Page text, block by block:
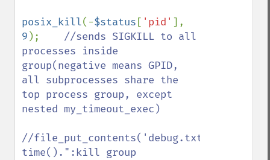
posix_kill(-$status [ 'pid'
9 ); //sends SIGKILL to all
processes inside
group(negative means GPID,
all subprocesses share the
top process group, except
nested my_timeout_exec)
//file_put_contents('debug.txt',
time().":kill group